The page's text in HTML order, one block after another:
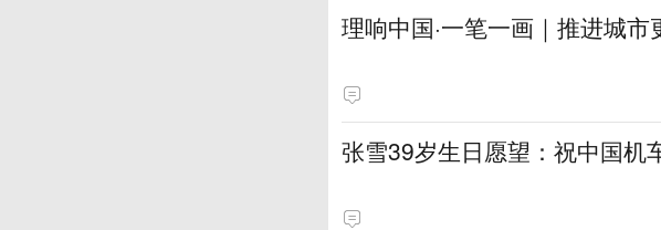
理响中国·一笔一画｜推进城市
张雪39岁生日愿望：祝中国机